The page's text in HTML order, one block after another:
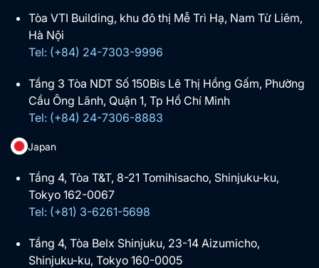
Tòa VTI Building, khu đô thị Mễ Trì Hạ, Nam Từ Liêm,
Hà Nội
Tel: (+84) 24-7303-9996
Tầng 3 Tòa NDT Số 150Bis Lê Thị Hồng Gấm, Phường
Cầu Ông Lãnh, Quận 1, Tp Hồ Chí Minh
Tel: (+84) 24-7306-8883
Japan
Tầng 4, Tòa T&T, 8-21 Tomihisacho, Shinjuku-ku,
Tokyo 162-0067
Tel: (+81) 3-6261-5698
Tầng 4, Tòa Belx Shinjuku, 23-14 Aizumicho,
Shinjuku-ku, Tokyo 160-0005